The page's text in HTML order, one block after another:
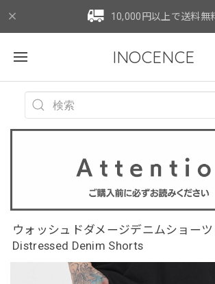
10,000円以上で送料無
INOCENCE
ウォッシュドダメージデニムショー
Distressed Denim Shorts